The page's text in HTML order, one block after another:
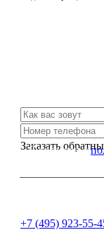
Заказать
Я согласен с
+7 (495) 923-55-